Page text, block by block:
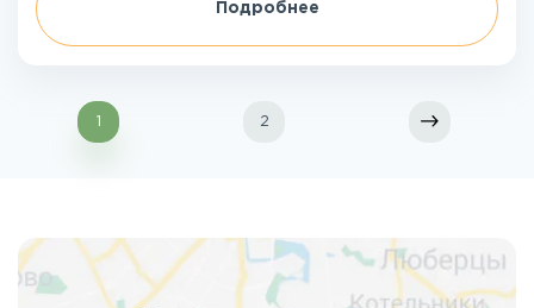
Подробнее
1 2